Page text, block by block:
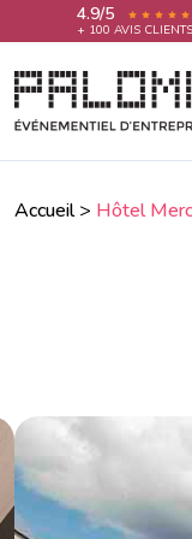
4.9/5
+ 100 AVIS CLIENTS
Accueil> Hôtel